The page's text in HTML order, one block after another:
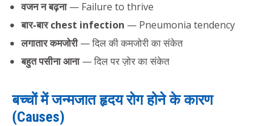
वजन न बढ़ना— Failure to thrive
बार-बार chest infection — Pneumonia tendency
लगातार कमजोरी— दिल की कमजोरी का संकेत
बहुत पसीना आना— दिल पर ज़ोर का संकेत
बच्चों में जन्मजात हृदय रोग होने के कारण
(Causes)